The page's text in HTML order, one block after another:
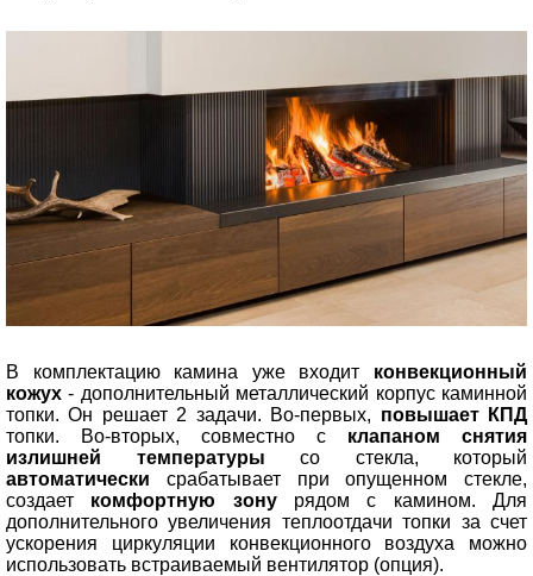
В комплектацию камина уже входит конвекционный
кожух - дополнительный металлический корпус каминной
топки. Он решает 2 задачи. Во-первых, повышает КПД
топки. Во-вторых, совместно с клапаном снятия
излишней температуры со стекла, который
автоматически срабатывает при опущенном стекле,
создает комфортную зонурядом с камином. Для
дополнительного увеличения теплоотдачи топки за счет
ускорения циркуляции конвекционного воздуха можно
использовать встраиваемый вентилятор (опция).